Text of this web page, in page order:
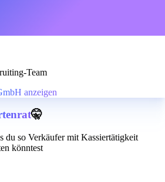
Team
anzeigen
🤫
du so Verkäufer mit Kassiertätigkeit
könntest